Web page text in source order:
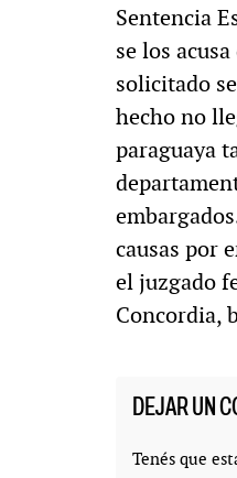
Sentencia
se los
solicitado
hecho no
paraguaya
causas por
el juzgado
Concordia,
DEJAR UN
Tenés que